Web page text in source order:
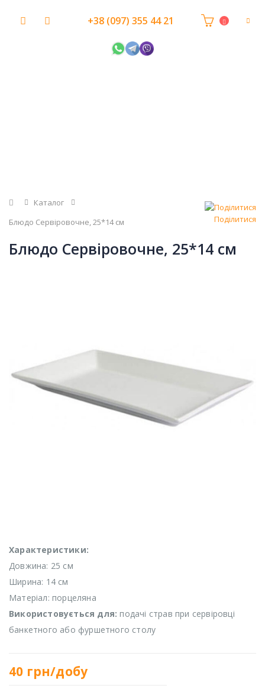
+38 (097) 355 44 21
Головна
Каталог
Блюдо Сервіровочне, 25*14 см
Поділитися
Блюдо Сервіровочне, 25*14 см
Характеристики:
Довжина: 25 см
Ширина: 14 см
Матеріал: порцеляна
Використовується для: подачі страв при сервіровці
банкетного або фуршетного столу
40 грн/добу